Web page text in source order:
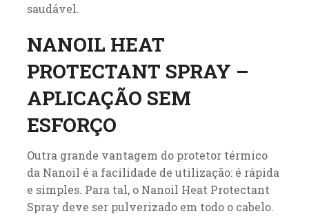
saudável.
NANOIL HEAT
PROTECTANT SPRAY –
APLICAÇÃO SEM
ESFORÇO
Outra grande vantagem do protetor térmico
da Nanoil é a facilidade de utilização: é rápida
e simples. Para tal, o Nanoil Heat Protectant
Spray deve ser pulverizado em todo o cabelo.